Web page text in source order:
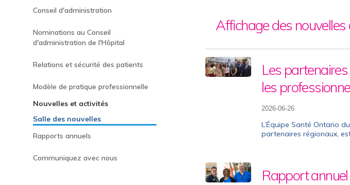
Conseil d'administration
Nominations au Conseil
d'administration de l'Hôpital
Relations et sécurité des patients
Modèle de pratique professionnelle
Nouvelles et activités
Salle des nouvelles
Rapports annuels
Communiquez avec nous
Affichage des nouvelles
Les
les
2026-06-26
L’Équipe Santé Ontario
partenaires régionaux,
Rapport